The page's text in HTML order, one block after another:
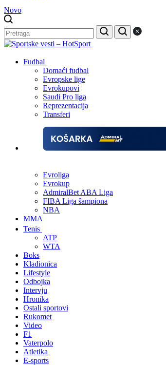
Novo
Fudbal
Domaći fudbal
Evropske lige
Evrokupovi
Saudi Pro liga
Reprezentacija
Transferi
Evroliga
Evrokup
AdmiralBet ABA Liga
FIBA Liga šampiona
NBA
MMA
Tenis
ATP
WTA
Boks
Kladionica
Lifestyle
Odbojka
Intervju
Hronika
Ostali sportovi
Rukomet
Video
F1
Vaterpolo
Atletika
E-sports